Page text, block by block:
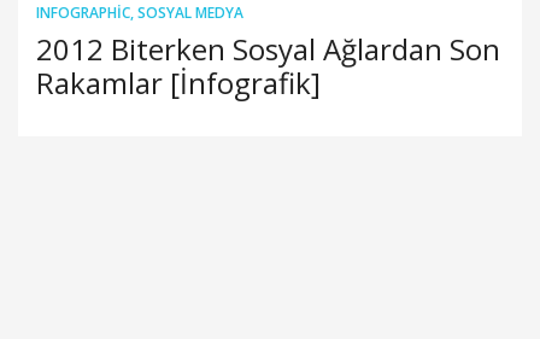
INFOGRAPHIC,SOSYAL MEDYA
2012 Biterken Sosyal Ağlardan Son
Rakamlar [İnfografik]